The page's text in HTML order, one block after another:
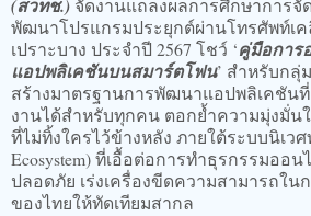
(สวทช.) จัดงานแถลงผลการศึกษาการจั
พัฒนาโปรแกรมประยุกต์ผ่านโทรศัพท์เ
เปราะบาง ประจำปี 2567 โชว์ ‘คู่มือการ
แอปพลิเคชันบนสมาร์ตโฟน’ สำหรับกลุ่
สร้างมาตรฐานการพัฒนาแอปพลิเคชันที่
งานได้สำหรับทุกคน ตอกย้ำความมุ่งมั่น
ที่ไม่ทิ้งใครไว้ข้างหลัง ภายใต้ระบบนิเว
Ecosystem) ที่เอื้อต่อการทำธุรกรรมออ
ปลอดภัย เร่งเครื่องขีดความสามารถใ
ของไทยให้ทัดเทียมสากล